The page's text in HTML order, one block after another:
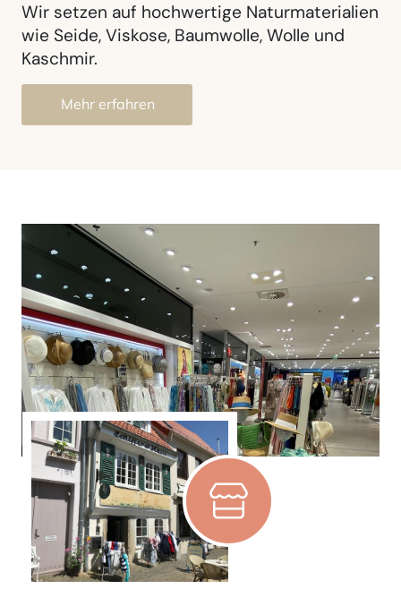
Wir setzen auf hochwertige Naturmaterialien
wie Seide, Viskose, Baumwolle, Wolle und
Kaschmir.
Mehr erfahren